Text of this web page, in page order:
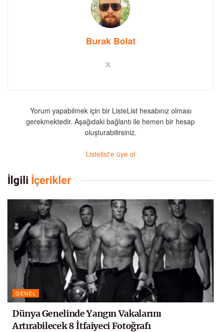
Burak Bolat
Yorum yapabilmek için bir ListeList hesabınız olması
gerekmektedir. Aşağıdaki bağlantı ile hemen bir hesap
oluşturabilirsiniz.
Listelist'e üye ol
İlgili İçerikler
GENEL
Dünya Genelinde Yangın Vakalarını
Artırabilecek 8 İtfaiyeci Fotoğrafı